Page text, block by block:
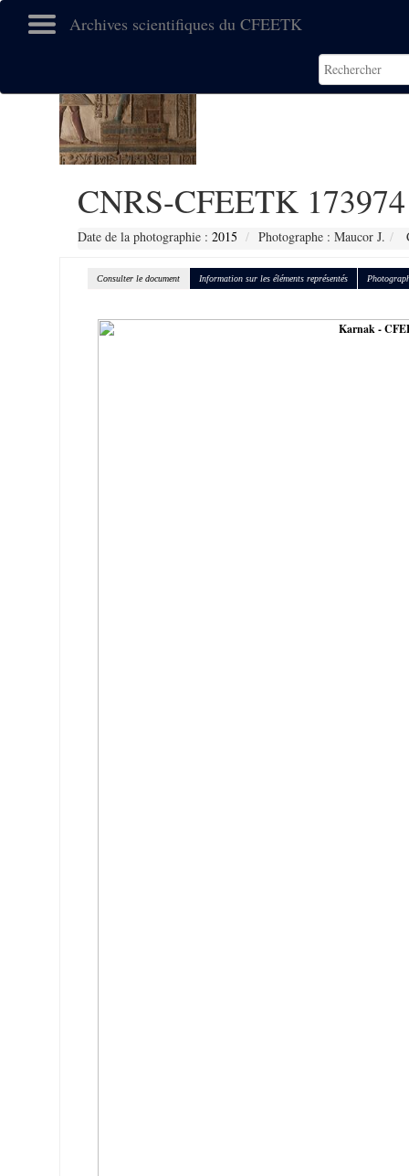
Archives scientifiques du CFEETK
CNRS-CFEETK 173974
Date de la photographie : 2015 Photographe : Maucor J.
Consulter le document Information sur les éléments représentés